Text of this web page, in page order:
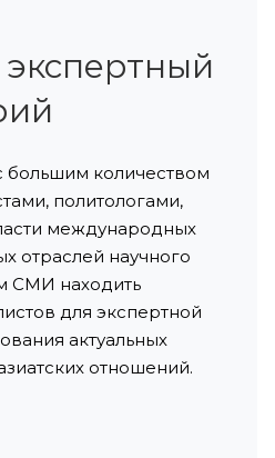
большим количеством
политологами,
международных
отраслей научного
СМИ находить
для экспертной
актуальных
отношений.